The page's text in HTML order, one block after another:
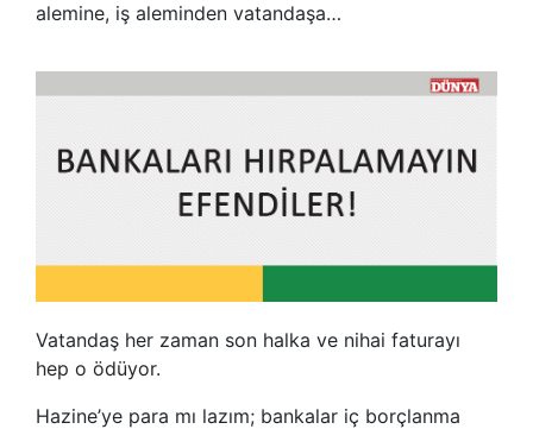
alemine, iş aleminden vatandaşa…
Vatandaş her zaman son halka ve nihai faturayı
hep o ödüyor.
Hazine’ye para mı lazım; bankalar iç borçlanma